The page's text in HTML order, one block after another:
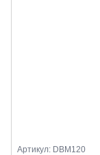
Артикул: DBM120